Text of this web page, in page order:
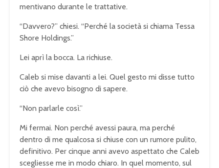
mentivano durante le trattative.
“Davvero?” chiesi. “Perché la società si chiama Tessa
Shore Holdings.”
Lei aprì la bocca. La richiuse.
Caleb si mise davanti a lei. Quel gesto mi disse tutto
ciò che avevo bisogno di sapere.
“Non parlarle così.”
Mi fermai. Non perché avessi paura, ma perché
dentro di me qualcosa si chiuse con un rumore pulito,
definitivo. Per cinque anni avevo aspettato che Caleb
scegliesse me in modo chiaro. In quel momento, sul